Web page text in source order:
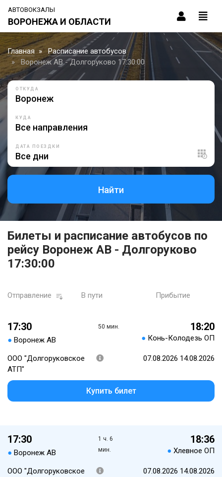
АВТОВОКЗАЛЫ
ВОРОНЕЖА И ОБЛАСТИ
Главная
Расписание автобусов
Воронеж АВ - Долгоруково 17:30:00
ОТКУДА
КУДА
ДАТА ПОЕЗДКИ
Найти
Билеты и расписание автобусов по
рейсу Воронеж АВ - Долгоруково
17:30:00
Отправление В пути Прибытие
17:30
● Воронеж АВ
50 мин. 18:20
● Конь-Колодезь ОП
ООО "Долгоруковское
АТП"
07.08.2026 14.08.2026
Купить билет
17:30
● Воронеж АВ
1 ч. 6
мин.
18:36
● Хлевное ОП
ООО "Долгоруковское
07.08.2026 14.08.2026